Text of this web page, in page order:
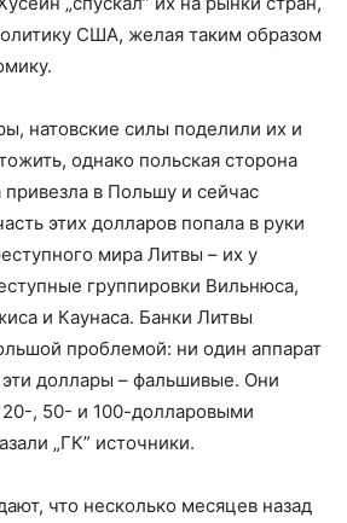
США, желая таким образом
натовские силы поделили их и
однако польская сторона
привезла в Польшу и сейчас
этих долларов попала в руки
мира Литвы – их у
группировки Вильнюса,
и Каунаса. Банки Литвы
проблемой: ни один аппарат
эти доллары – фальшивые. Они
20-, 50- и 100-долларовыми
„ГК” источники.
что несколько месяцев назад